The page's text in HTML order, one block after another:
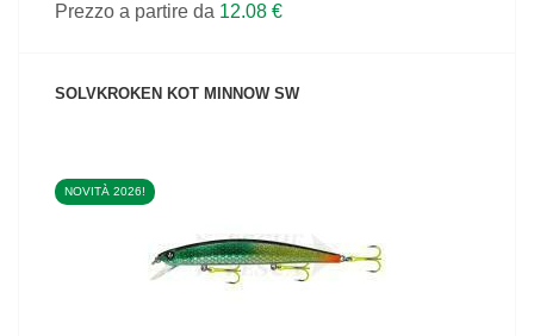
Prezzo a partire da 12.08 €
SOLVKROKEN KOT MINNOW SW
NOVITÀ 2026!